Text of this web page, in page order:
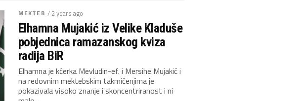
MEKTEB / 2 years ago
Elhamna Mujakić iz Velike Kladuše
pobjednica ramazanskog kviza
radija BiR
Elhamna je kćerka Mevludin-ef. i Mersihe Mujakić i
na redovnim mektebskim takmičenjima je
pokazivala visoko znanje i skoncentriranost i ni